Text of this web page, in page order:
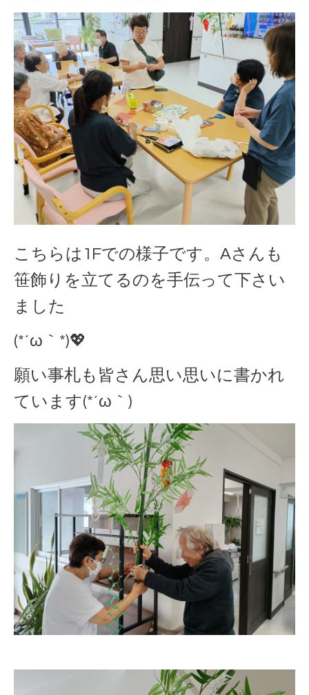
こちらは1Fでの様子です。Aさんも
笹飾りを立てるのを手伝って下さい
ました
(*´ω｀*)💖
願い事札も皆さん思い思いに書かれ
ています(*´ω｀)